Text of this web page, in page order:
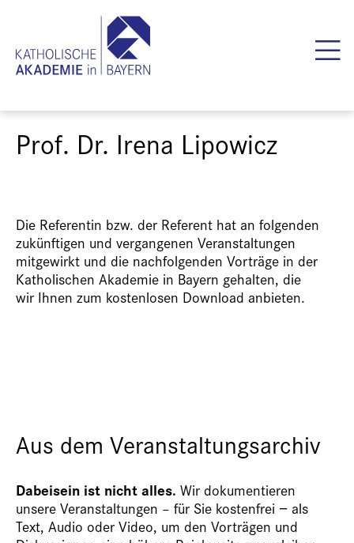
Prof. Dr. Irena Lipowicz
Die Referentin bzw. der Referent hat an folgenden
zukünftigen und vergangenen Veranstaltungen
mitgewirkt und die nachfolgenden Vorträge in der
Katholischen Akademie in Bayern gehalten, die
wir Ihnen zum kostenlosen Download anbieten.
Aus dem Veranstaltungsarchiv
Dabeisein ist nicht alles. Wir dokumentieren
unsere Veranstaltungen – für Sie kostenfrei − als
Text, Audio oder Video, um den Vorträgen und